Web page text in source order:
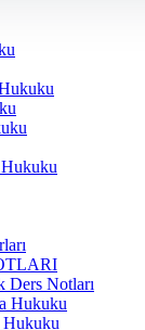
Ders Notları
Hukuku
Hukuku